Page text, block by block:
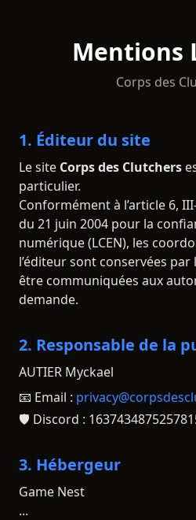
Mentions
Corps des
1. Éditeur du site
Le site Corps des Clutchers
particulier.
Conformément à l’article 6,
du 21 juin 2004 pour la
numérique (LCEN), les
l’éditeur sont conservées
être communiquées aux
demande.
2. Responsable de la
AUTIER Myckael
📧 Email :
🛡️ Discord :
3. Hébergeur
Game Nest
...